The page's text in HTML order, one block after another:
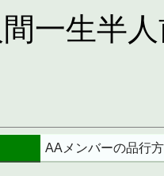
一生半
AAメンバーの品行